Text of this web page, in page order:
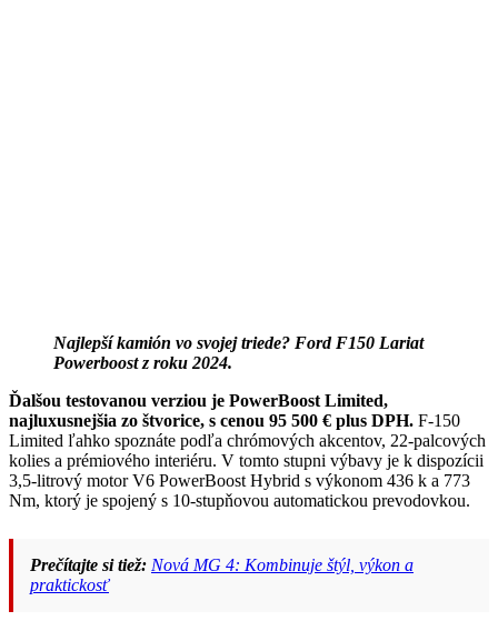
Najlepší kamión vo svojej triede? Ford F150 Lariat
Powerboost z roku 2024.
Ďalšou testovanou verziou je PowerBoost Limited,
najluxusnejšia zo štvorice, s cenou 95 500 € plus DPH. F-150
Limited ľahko spoznáte podľa chrómových akcentov, 22-palcových
kolies a prémiového interiéru. V tomto stupni výbavy je k dispozícii
3,5-litrový motor V6 PowerBoost Hybrid s výkonom 436 k a 773
Nm, ktorý je spojený s 10-stupňovou automatickou prevodovkou.
Prečítajte si tiež: Nová MG 4: Kombinuje štýl, výkon a
praktickosť